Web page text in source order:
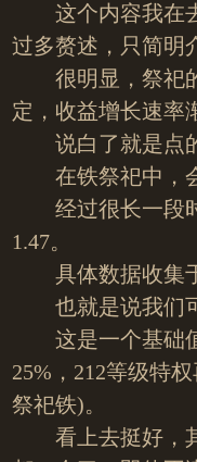
这个内容我在去
过多赘述，只简明
很明显，祭祀的
定，收益增长速率
说白了就是点
在铁祭祀中，会
经过很长一段时
1.47。
具体数据收集于
也就是说我们
这是一个基础值
25%，212等级特
祭祀铁)。
看上去挺好，其